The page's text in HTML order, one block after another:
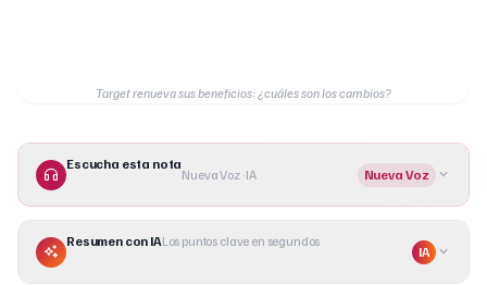
Target renueva sus beneficios: ¿cuáles son los cambios?
Escucha esta nota
Nueva Voz · IA Nueva Voz
Resumen con IALos puntos clave en segundos
IA